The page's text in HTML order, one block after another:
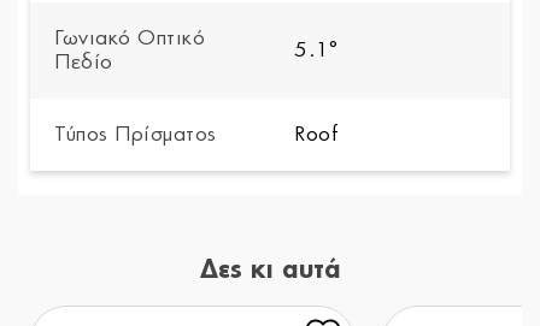
Γωνιακό Οπτικό
Πεδίο
5.1°
Τύπος Πρίσματος Roof
Δες κι αυτά